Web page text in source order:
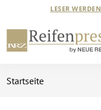
LESER WERDEN
Startseite